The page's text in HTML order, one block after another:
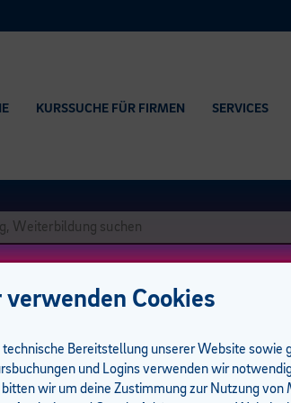
KURSSUCHE FÜR FIRMEN SERVICES
Cookies
technische Bereitstellung unserer Website sowie
und Logins verwenden wir
bitten wir um deine Zustimmung zur Nutzung von